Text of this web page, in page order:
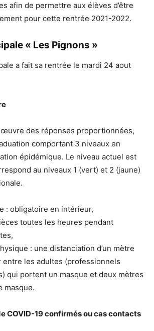
afin de permettre aux élèves d’être
pour cette rentrée 2021-2022.
« Les Pignons »
a fait sa rentrée le mardi 24 aout
des réponses proportionnées,
comportant 3 niveaux en
épidémique. Le niveau actuel est
au niveaux 1 (vert) et 2 (jaune)
: obligatoire en intérieur,
toutes les heures pendant
: une distanciation d’un mètre
entre les adultes (professionnels
qui portent un masque et deux mètres
masque.
COVID-19 confirmés ou cas contacts